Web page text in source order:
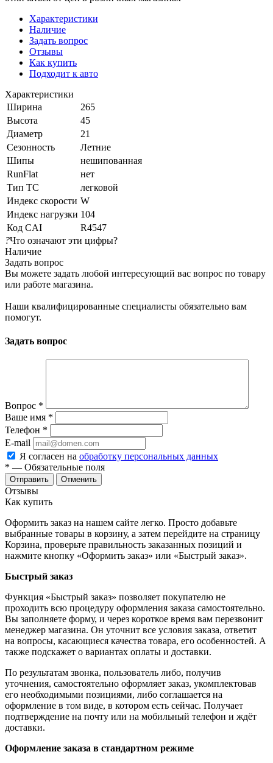
Характеристики
Наличие
Задать вопрос
Отзывы
Как купить
Подходит к авто
Характеристики
Ширина
265
Высота
45
Диаметр
21
Сезонность
Летние
Шипы
нешипованная
RunFlat
нет
Тип ТС
легковой
Индекс скорости W
Индекс нагрузки 104
Код CAI
R4547
?Что означают эти цифры?
Наличие
Задать вопрос
Вы можете задать любой интересующий вас вопрос по товару
или работе магазина.
Наши квалифицированные специалисты обязательно вам
помогут.
Задать вопрос
Вопрос *
Ваше имя *
Телефон *
E-mail
Я согласен на обработку персональных данных
* — Обязательные поля
Отменить
Отзывы
Как купить
Оформить заказ на нашем сайте легко. Просто добавьте
выбранные товары в корзину, а затем перейдите на страницу
Корзина, проверьте правильность заказанных позиций и
нажмите кнопку «Оформить заказ» или «Быстрый заказ».
Быстрый заказ
Функция «Быстрый заказ» позволяет покупателю не
проходить всю процедуру оформления заказа самостоятельно.
Вы заполняете форму, и через короткое время вам перезвонит
менеджер магазина. Он уточнит все условия заказа, ответит
на вопросы, касающиеся качества товара, его особенностей. А
также подскажет о вариантах оплаты и доставки.
По результатам звонка, пользователь либо, получив
уточнения, самостоятельно оформляет заказ, укомплектовав
его необходимыми позициями, либо соглашается на
оформление в том виде, в котором есть сейчас. Получает
подтверждение на почту или на мобильный телефон и ждёт
доставки.
Оформление заказа в стандартном режиме